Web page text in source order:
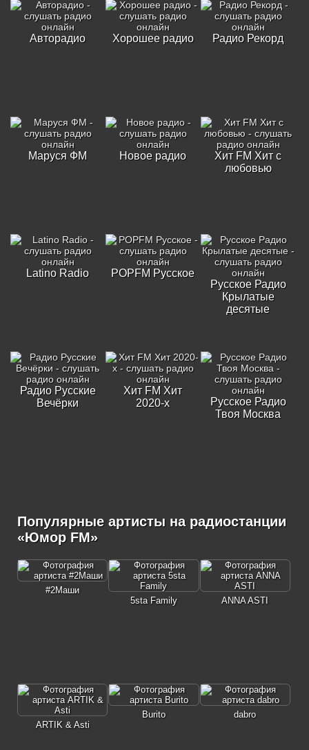
Авторадио Хорошее радио Радио Рекорд
Маруся ФМ Новое радио
Хит FM Хит с
любовью
Latino Radio
POPFM Русское
Русское Радио
Крылатые
десятые
Радио Русские
Вечёрки
Хит FM Хит
2020-х
Русское Радио
Твоя Москва
Популярные артисты на радиостанции
«Юмор FM»
#2Маши
5sta Family
ANNA ASTI
ARTIK & Asti
Burito dabro